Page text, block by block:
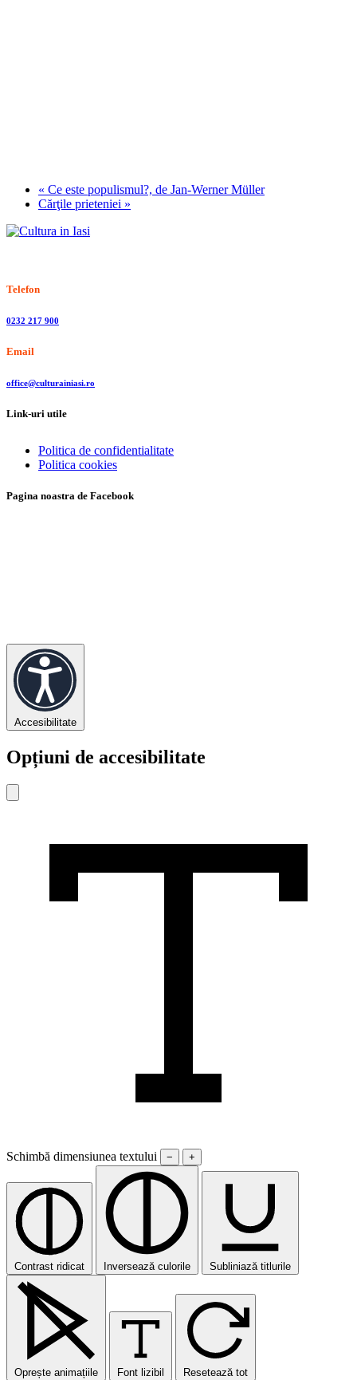
« Ce este populismul?, de Jan-Werner Müller
Cărţile prieteniei »
Telefon
0232 217 900
Email
office@culturainiasi.ro
Link-uri utile
Politica de confidentialitate
Politica cookies
Pagina noastra de Facebook
Accesibilitate
Opțiuni de accesibilitate
Schimbă dimensiunea textului − +
Contrast ridicat Inversează culorile Subliniază titlurile
Oprește animațiile Font lizibil Resetează tot